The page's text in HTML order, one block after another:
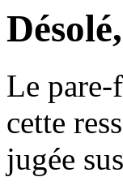
Le pare-
cette
jugée